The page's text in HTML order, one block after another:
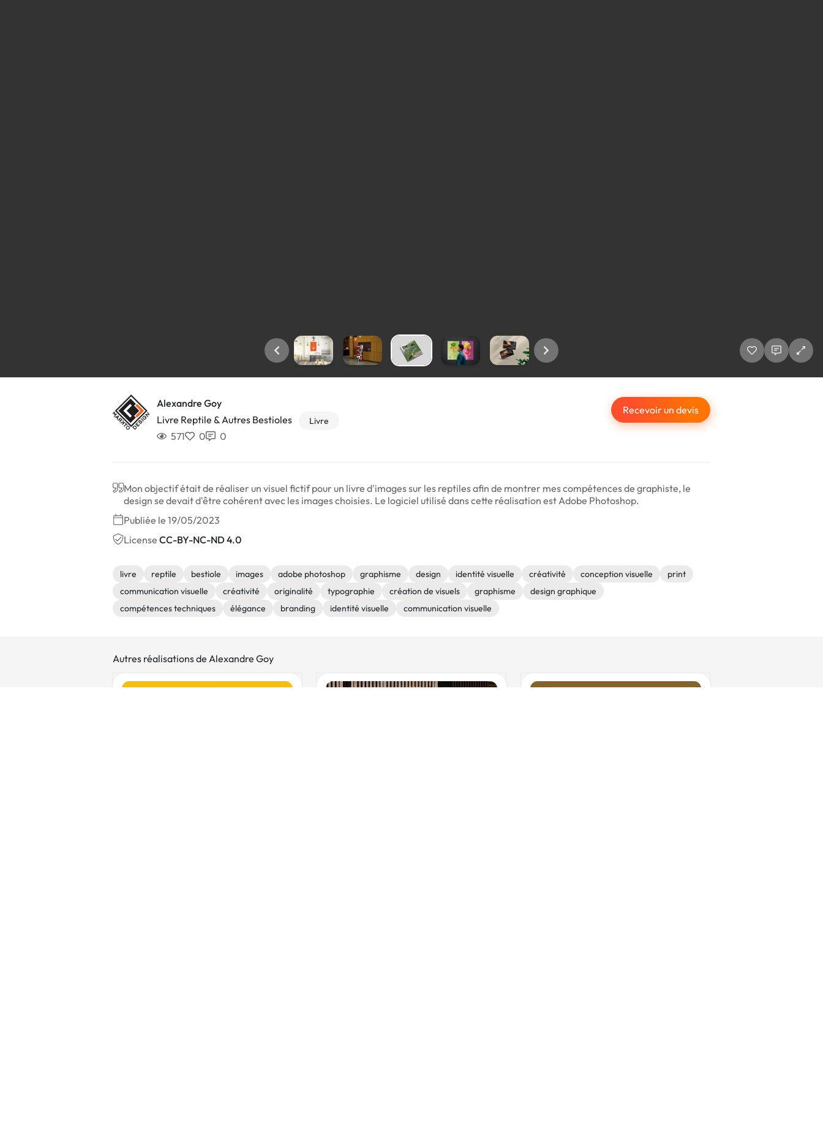
Alexandre Goy
Livre Reptile & Autres Bestioles
Livre
571 0 0
Recevoir un devis
Mon objectif était de réaliser un visuel fictif pour un livre d'images sur les reptiles afin de montrer mes compétences de graphiste, le
design se devait d'être cohérent avec les images choisies. Le logiciel utilisé dans cette réalisation est Adobe Photoshop.
Publiée le 19/05/2023
License CC-BY-NC-ND 4.0
livre reptile bestiole images adobe photoshop graphisme design identité visuelle créativité conception visuelle
print
communication visuelle
créativité originalité typographie création de visuels graphisme
design graphique
compétences techniques
élégance branding identité visuelle communication visuelle
Autres réalisations de Alexandre Goy